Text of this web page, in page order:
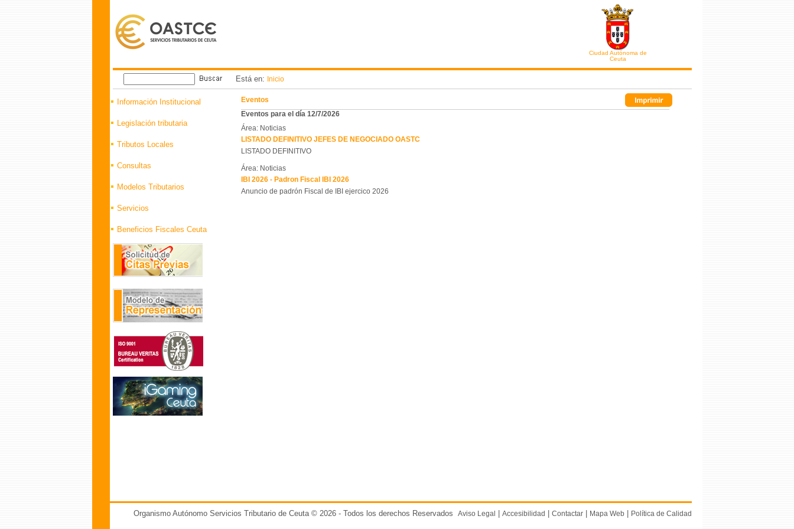
Ciudad Autónoma de
Ceuta
Está en: Inicio
Información Institucional
Legislación tributaria
Tributos Locales
Consultas
Modelos Tributarios
Servicios
Beneficios Fiscales Ceuta
Eventos
Eventos para el día 12/7/2026
Área: Noticias
LISTADO DEFINITIVO JEFES DE NEGOCIADO OASTC
LISTADO DEFINITIVO
Área: Noticias
IBI 2026 - Padron Fiscal IBI 2026
Anuncio de padrón Fiscal de IBI ejercico 2026
Organismo Autónomo Servicios Tributario de Ceuta © 2026 - Todos los derechos Reservados Aviso Legal Accesibilidad Contactar| Mapa Web| Política de Calidad